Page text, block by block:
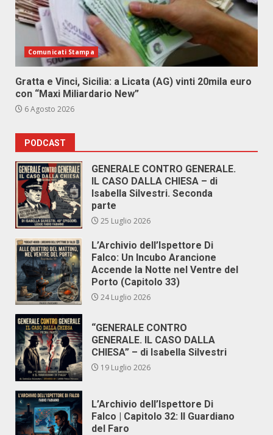
Comunicati Stampa
Gratta e Vinci, Sicilia: a Licata (AG) vinti 20mila euro
con “Maxi Miliardario New”
6 Agosto 2026
PODCAST
GENERALE CONTRO GENERALE.
IL CASO DALLA CHIESA – di
Isabella Silvestri. Seconda
parte
25 Luglio 2026
L’Archivio dell’Ispettore Di
Falco: Un Incubo Arancione
Accende la Notte nel Ventre del
Porto (Capitolo 33)
24 Luglio 2026
“GENERALE CONTRO
GENERALE. IL CASO DALLA
CHIESA” – di Isabella Silvestri
19 Luglio 2026
L’Archivio dell’Ispettore Di
Falco | Capitolo 32: Il Guardiano
del Faro